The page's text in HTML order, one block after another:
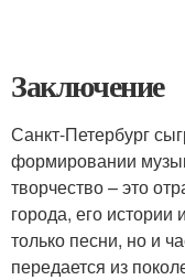
Заключение
Санкт-Петербург
формировании
творчество – это
города, его
только песни, но и
передается из